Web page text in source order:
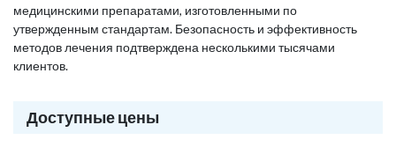
медицинскими препаратами, изготовленными по
утвержденным стандартам. Безопасность и эффективность
методов лечения подтверждена несколькими тысячами
клиентов.
Доступные цены